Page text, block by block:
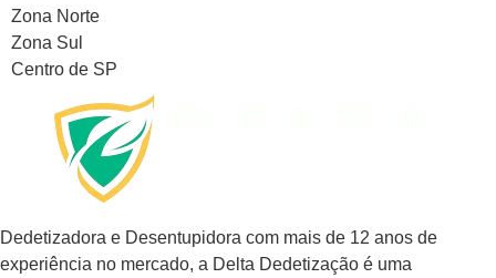
Zona Norte
Zona Sul
Centro de SP
Dedetizadora e Desentupidora com mais de 12 anos de
experiência no mercado, a Delta Dedetização é uma